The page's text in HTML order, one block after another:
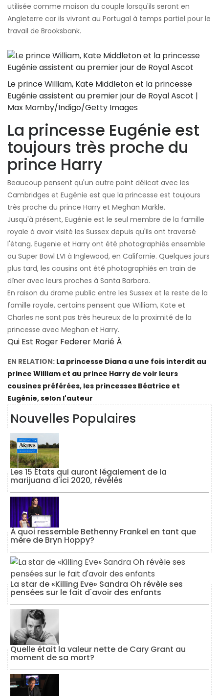
utilisée comme maison du couple lorsqu'ils seront en
Angleterre car ils vivront au Portugal à temps partiel pour le
travail de Brooksbank.
Le prince William, Kate Middleton et la princesse
Eugénie assistent au premier jour de Royal Ascot |
Max Momby/Indigo/Getty Images
La princesse Eugénie est
toujours très proche du
prince Harry
Beaucoup pensent qu'un autre point délicat avec les
Cambridges et Eugénie est que la princesse est toujours
très proche du prince Harry et Meghan Markle.
Jusqu'à présent, Eugénie est le seul membre de la famille
royale à avoir visité les Sussex depuis qu'ils ont traversé
l'étang. Eugenie et Harry ont été photographiés ensemble
au Super Bowl LVI à Inglewood, en Californie. Quelques jours
plus tard, les cousins ​​ont été photographiés en train de
dîner avec leurs proches à Santa Barbara.
En raison du drame public entre les Sussex et le reste de la
famille royale, certains pensent que William, Kate et
Charles ne sont pas très heureux de la proximité de la
princesse avec Meghan et Harry.
Qui Est Roger Federer Marié À
EN RELATION: La princesse Diana a une fois interdit au
prince William et au prince Harry de voir leurs
cousines préférées, les princesses Béatrice et
Eugénie, selon l'auteur
Nouvelles Populaires
Les 15 États qui auront légalement de la
marijuana d'ici 2020, révélés
À quoi ressemble Bethenny Frankel en tant que
mère de Bryn Hoppy?
La star de «Killing Eve» Sandra Oh révèle ses
pensées sur le fait d'avoir des enfants
Quelle était la valeur nette de Cary Grant au
moment de sa mort?